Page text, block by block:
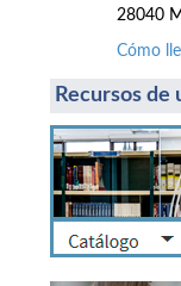
28040
Cómo
Recursos de